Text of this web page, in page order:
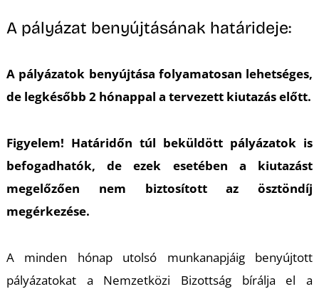
A pályázat benyújtásának határideje:
A pályázatok benyújtása folyamatosan lehetséges,
de legkésőbb 2 hónappal a tervezett kiutazás előtt.
Figyelem! Határidőn túl beküldött pályázatok is
befogadhatók, de ezek esetében a kiutazást
megelőzően nem biztosított az ösztöndíj
megérkezése.
A minden hónap utolsó munkanapjáig benyújtott
pályázatokat a Nemzetközi Bizottság bírálja el a